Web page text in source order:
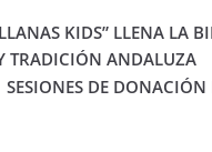
KIDS” LLENA LA
TRADICIÓN ANDALUZA
SESIONES DE DONACIÓN